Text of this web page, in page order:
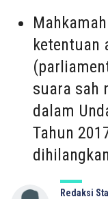
ketentuan
suara sah
dalam
Tahun
Redaksi